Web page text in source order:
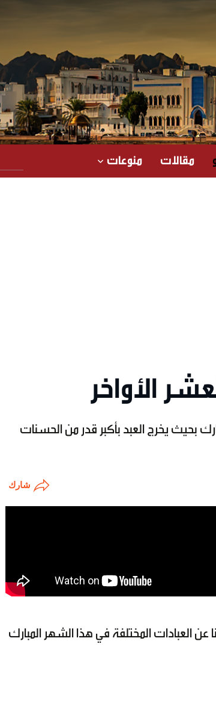
مقالات منوعات
بحيث يخرج العبد بأكبر قدر من الحسنات
شارك
العبادات المختلفة في هذا الشهر المبارك